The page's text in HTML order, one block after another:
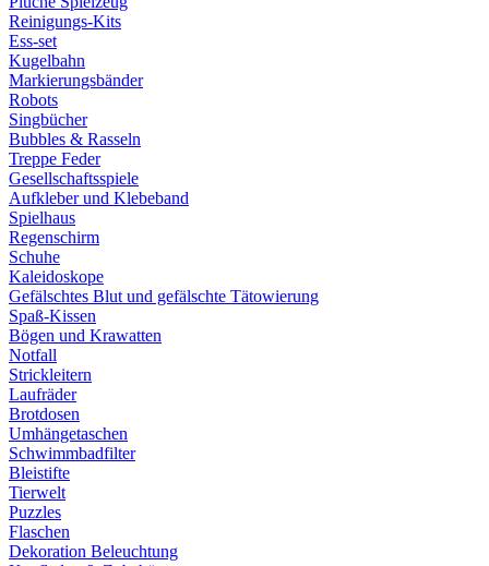
Reinigungs-Kits
Ess-set
Kugelbahn
Markierungsbänder
Robots
Singbücher
Bubbles & Rasseln
Treppe Feder
Gesellschaftsspiele
Aufkleber und Klebeband
Spielhaus
Regenschirm
Schuhe
Kaleidoskope
Gefälschtes Blut und gefälschte Tätowierung
Spaß-Kissen
Bögen und Krawatten
Notfall
Strickleitern
Laufräder
Brotdosen
Umhängetaschen
Schwimmbadfilter
Bleistifte
Tierwelt
Puzzles
Flaschen
Dekoration Beleuchtung